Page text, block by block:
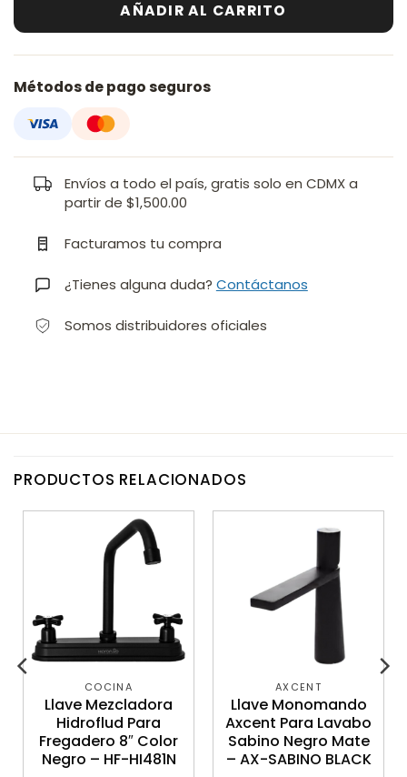
AÑADIR AL CARRITO
Métodos de pago seguros
Envíos a todo el país, gratis solo en CDMX a
partir de $1,500.00
Facturamos tu compra
¿Tienes alguna duda? Contáctanos
Somos distribuidores oficiales
PRODUCTOS RELACIONADOS
COCINA
Llave Mezcladora
Hidroflud Para
Fregadero 8″ Color
Negro – HF-HI481N
AXCENT
Llave Monomando
Axcent Para Lavabo
Sabino Negro Mate
– AX-SABINO BLACK